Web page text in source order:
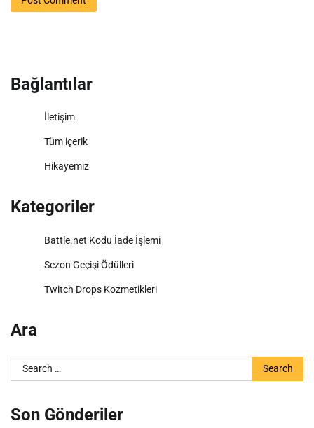
Bağlantılar
İletişim
Tüm içerik
Hikayemiz
Kategoriler
Battle.net Kodu İade İşlemi
Sezon Geçişi Ödülleri
Twitch Drops Kozmetikleri
Ara
Search
for:
Son Gönderiler